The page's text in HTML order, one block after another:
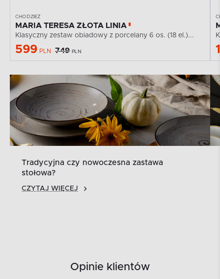
CHODZIEŻ
MARIA TERESA ZŁOTA LINIA
Klasyczny zestaw obiadowy z porcelany 6 os. (18 el.)...
599 PLN 749 PLN
Tradycyjna czy nowoczesna zastawa
stołowa?
CZYTAJ WIĘCEJ
Opinie klientów